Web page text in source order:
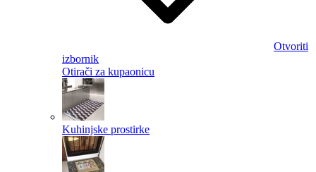
Otvoriti
izbornik
Otirači za kupaonicu
Kuhinjske prostirke